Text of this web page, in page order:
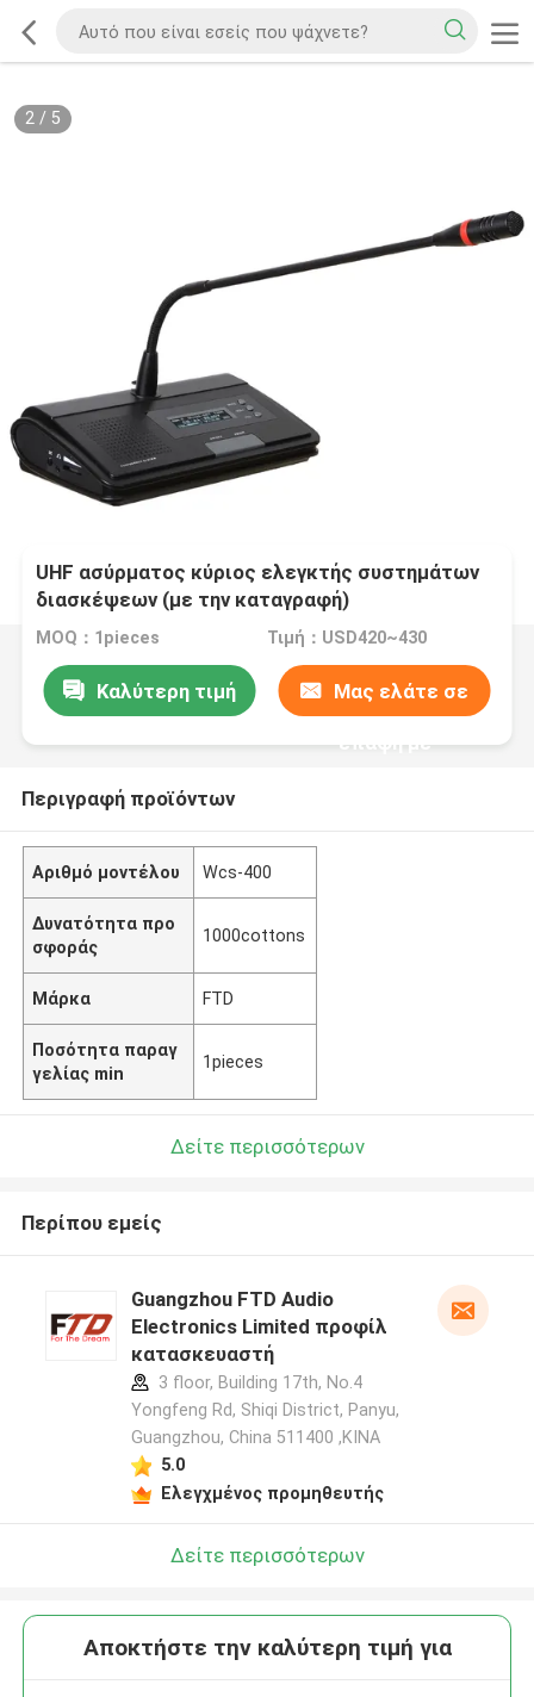
2/ 5
UHF ασύρματος κύριος ελεγκτής συστημάτων
διασκέψεων (με την καταγραφή)
MOQ：1pieces Τιμή：USD420~430
Καλύτερη τιμή Μας ελάτε σε
επαφή με
Περιγραφή προϊόντων
Αριθμό μοντέλου Wcs-400
Δυνατότητα προ
σφοράς
1000cottons
Μάρκα FTD
Ποσότητα παραγ
γελίας min
1pieces
Δείτε περισσότερων
Περίπου εμείς
Guangzhou FTD Audio
Electronics Limited προφίλ
κατασκευαστή
3 floor, Building 17th, No.4
Yongfeng Rd, Shiqi District, Panyu,
Guangzhou, China 511400 ,ΚΙΝΑ
5.0
Ελεγχμένος προμηθευτής
Δείτε περισσότερων
Αποκτήστε την καλύτερη τιμή για